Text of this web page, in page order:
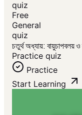
quiz
Free
General
quiz
চতুর্থ অধ্যায়: বায়ুচাপবলয়
Practice quiz
Practice
Start Learning